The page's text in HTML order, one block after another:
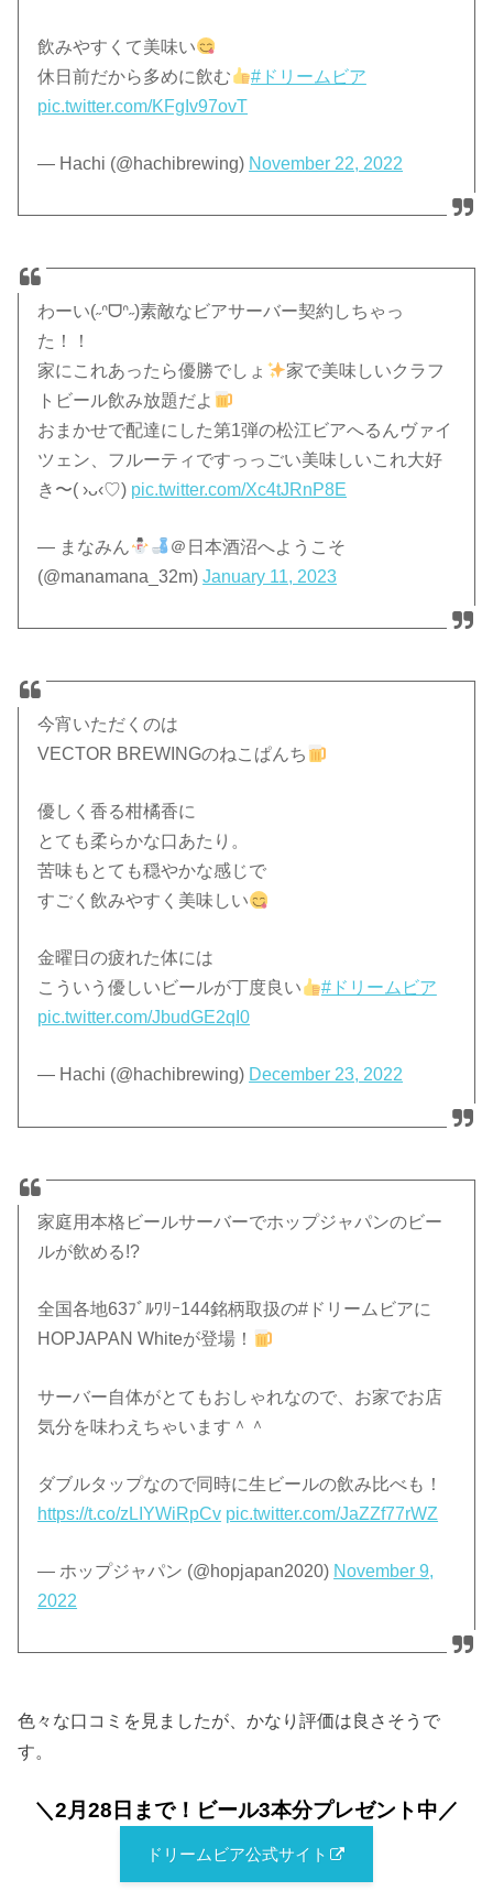
飲みやすくて美味い
休日前だから多めに飲む
#ドリームビア
pic.twitter.com/KFgIv97ovT
— Hachi (@hachibrewing) November 22, 2022
わーい(˶ᐢᗜᐢ˶)素敵なビアサーバー契約しちゃっ
た！！
家にこれあったら優勝でしょ
家で美味しいクラフ
トビール飲み放題だよ
おまかせで配達にした第1弾の松江ビアへるんヴァイ
ツェン、フルーティですっっごい美味しいこれ大好
き〜( ›ᴗ‹♡) pic.twitter.com/Xc4tJRnP8E
— まなみん
＠日本酒沼へようこそ
(@manamana_32m)January 11, 2023
今宵いただくのは
VECTOR BREWINGのねこぱんち
優しく香る柑橘香に
とても柔らかな口あたり。
苦味もとても穏やかな感じで
すごく飲みやすく美味しい
金曜日の疲れた体には
こういう優しいビールが丁度良い
#ドリームビア
pic.twitter.com/JbudGE2qI0
— Hachi (@hachibrewing) December 23, 2022
家庭用本格ビールサーバーでホップジャパンのビー
ルが飲める!?
全国各地63ﾌﾞﾙﾜﾘｰ144銘柄取扱の#ドリームビアに
HOPJAPAN Whiteが登場！
サーバー自体がとてもおしゃれなので、お家でお店
気分を味わえちゃいます＾＾
ダブルタップなので同時に生ビールの飲み比べも！
https://t.co/zLIYWiRpCv pic.twitter.com/JaZZf77rWZ
— ホップジャパン (@hopjapan2020) November 9,
2022
色々な口コミを見ましたが、かなり評価は良さそうで
す。
＼2月28日まで！ビール3本分プレゼント中／
ドリームビア公式サイト